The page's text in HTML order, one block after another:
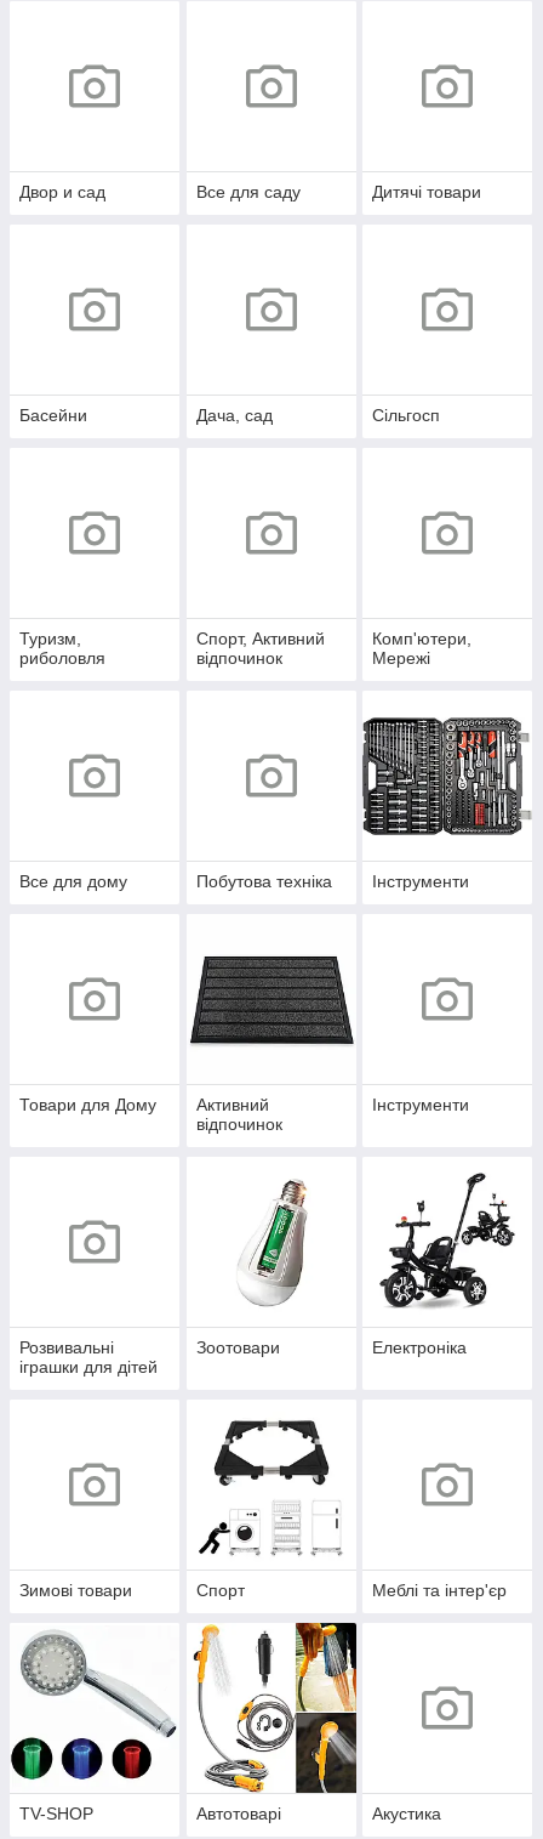
Двор и сад Все для саду Дитячі товари
Басейни Дача, сад Сільгосп
Туризм,
риболовля
Спорт, Активний
відпочинок
Комп'ютери,
Мережі
Все для дому Побутова техніка Інструменти
Товари для Дому
Активний
відпочинок
Інструменти
Розвивальні
іграшки для дітей
Зоотовари Електроніка
Зимові товари Спорт Меблі та інтер'єр
TV-SHOP Автотоварі Акустика